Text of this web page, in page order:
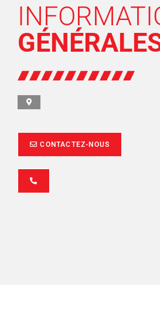
CONTACTEZ-NOUS